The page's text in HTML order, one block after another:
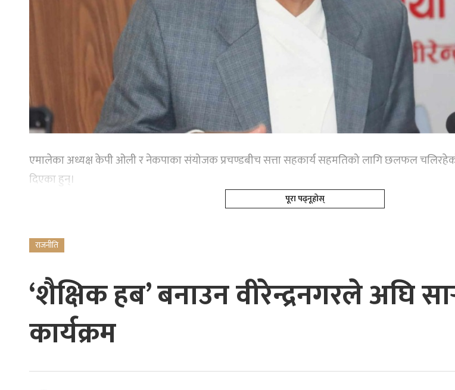
एमालेका अध्यक्ष केपी ओली र नेकपाका संयोजक प्रचण्डबीच सत्ता सहकार्य सहमतिको लागि छलफल चलिरहेको
दिएका हुन्।
पूरा पढ्नूहोस्
राजनीति
‘शैक्षिक हब’ बनाउन वीरेन्द्रनगरले अघि
कार्यक्रम